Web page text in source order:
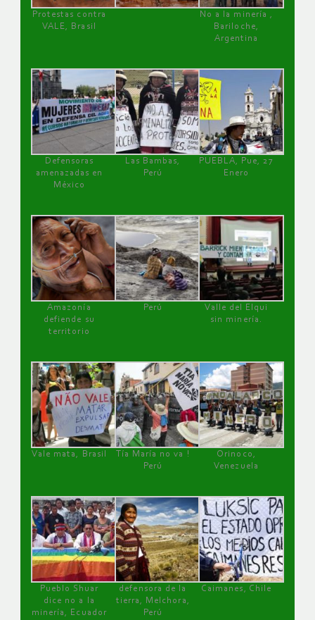
Protestas contra
VALE, Brasil
No a la minería ,
Bariloche,
Argentina
Defensoras
amenazadas en
México
Las Bambas,
Perú
PUEBLA, Pue, 27
Enero
Amazonía
defiende su
territorio
Perú
Valle del Elqui
sin minería.
Vale mata, Brasil
Tía María no va !
Perú
Orinoco,
Venezuela
Pueblo Shuar
dice no a la
minería, Ecuador
defensora de la
tierra, Melchora,
Perú
Caimanes, Chile